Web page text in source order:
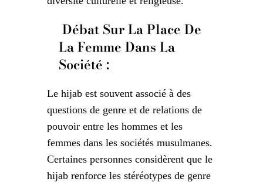
Débat Sur La Place De
La Femme Dans La
Société :
Le hijab est souvent associé à des
questions de genre et de relations de
pouvoir entre les hommes et les
femmes dans les sociétés musulmanes.
Certaines personnes considèrent que le
hijab renforce les stéréotypes de genre